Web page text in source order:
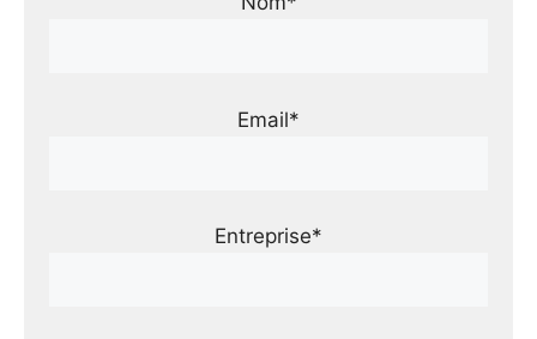
Email*
Entreprise*